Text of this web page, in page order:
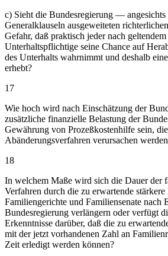
c) Sieht die Bundesregierung — angesichts
Generalklauseln ausgeweiteten
Gefahr, daß praktisch jeder nach
Unterhaltspflichtige seine Chance auf
des Unterhalts wahrnimmt und deshalb
erhebt?
17
Wie hoch wird nach Einschätzung der
zusätzliche finanzielle Belastung der
Gewährung von Prozeßkostenhilfe sein,
Abänderungsverfahren verursachen
18
In welchem Maße wird sich die Dauer der
Verfahren durch die zu erwartende stärkere
Familiengerichte und Familiensenate nach
Bundesregierung verlängern oder verfügt
Erkenntnisse darüber, daß die zu
mit der jetzt vorhandenen Zahl an
Zeit erledigt werden können?